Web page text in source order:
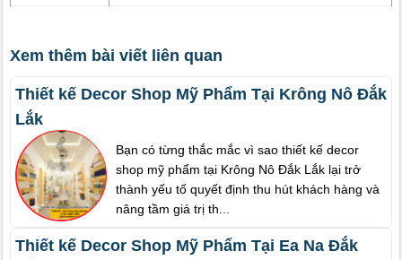
Xem thêm bài viết liên quan
Thiết kế Decor Shop Mỹ Phẩm Tại Krông Nô Đắk
Lắk
Bạn có từng thắc mắc vì sao thiết kế decor
shop mỹ phẩm tại Krông Nô Đắk Lắk lại trở
thành yếu tố quyết định thu hút khách hàng và
nâng tầm giá trị th...
Thiết kế Decor Shop Mỹ Phẩm Tại Ea Na Đắk